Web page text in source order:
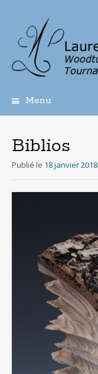
Menu
principal
Biblios
Publié le 18 janvier 2018